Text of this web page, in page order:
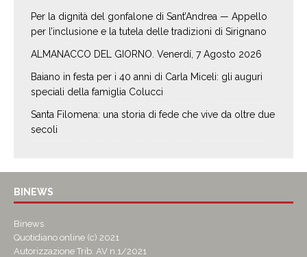
Per la dignità del gonfalone di Sant’Andrea — Appello
per l’inclusione e la tutela delle tradizioni di Sirignano
ALMANACCO DEL GIORNO. Venerdí, 7 Agosto 2026
Baiano in festa per i 40 anni di Carla Miceli: gli auguri
speciali della famiglia Colucci
Santa Filomena: una storia di fede che vive da oltre due
secoli
BINEWS
Binews
Quotidiano online (c) 2021
Autorizzazione Trib. AV n.1/2021